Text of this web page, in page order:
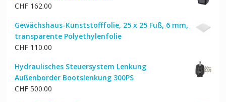
CHF162.00
Gewächshaus-Kunststofffolie, 25 x 25 Fuß, 6 mm,
transparente Polyethylenfolie
CHF110.00
Hydraulisches Steuersystem Lenkung
Außenborder Bootslenkung 300PS
CHF500.00